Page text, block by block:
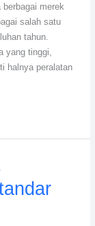
merek
salah satu
tahun.
yang tinggi,
halnya peralatan